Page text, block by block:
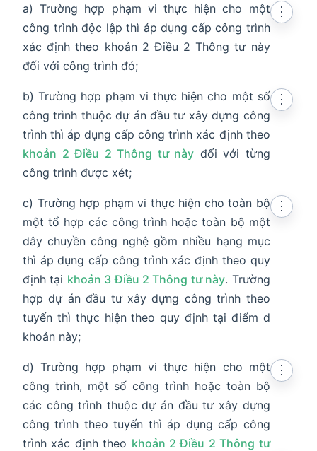
a) Trường hợp phạm vi thực hiện cho một
công trình độc lập thì áp dụng cấp công trình
xác định theo khoản 2 Điều 2 Thông tư này
đối với công trình đó;
⋮
b) Trường hợp phạm vi thực hiện cho một số
công trình thuộc dự án đầu tư xây dựng công
trình thì áp dụng cấp công trình xác định theo
khoản 2 Điều 2 Thông tư này đối với từng
công trình được xét;
⋮
c) Trường hợp phạm vi thực hiện cho toàn bộ
một tổ hợp các công trình hoặc toàn bộ một
dây chuyền công nghệ gồm nhiều hạng mục
thì áp dụng cấp công trình xác định theo quy
định tại khoản 3 Điều 2 Thông tư này. Trường
hợp dự án đầu tư xây dựng công trình theo
tuyến thì thực hiện theo quy định tại điểm d
khoản này;
⋮
d) Trường hợp phạm vi thực hiện cho một
công trình, một số công trình hoặc toàn bộ
các công trình thuộc dự án đầu tư xây dựng
công trình theo tuyến thì áp dụng cấp công
trình xác định theo khoản 2 Điều 2 Thông tư
⋮